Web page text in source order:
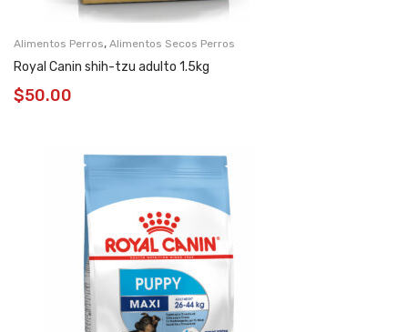
Alimentos Perros, Alimentos Secos Perros
Royal Canin shih-tzu adulto 1.5kg
$50.00